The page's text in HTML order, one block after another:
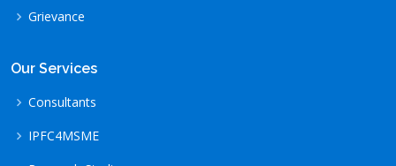
Grievance
Our Services
Consultants
IPFC4MSME